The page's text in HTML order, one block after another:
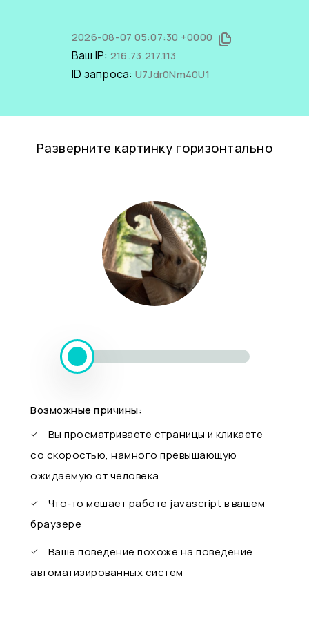
2026-08-07 05:07:30 +0000
Ваш IP: 216.73.217.113
ID запроса: U7Jdr0Nm40U1
Разверните картинку горизонтально
Возможные причины:
Вы просматриваете страницы и кликаете
со скоростью, намного превышающую
ожидаемую от человека
Что-то мешает работе javascript в вашем
браузере
Ваше поведение похоже на поведение
автоматизированных систем